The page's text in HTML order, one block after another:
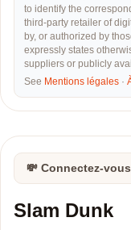
to identify the
third-party retailer of
by, or authorized by
expressly states
suppliers or publicly
See Mentions légales ·
💸 Connectez-
Slam Dunk